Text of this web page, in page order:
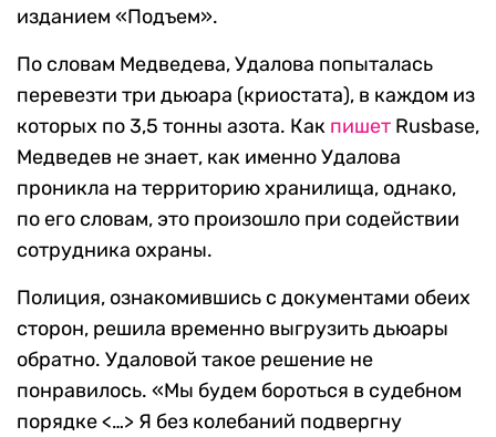
изданием «Подъем».
По словам Медведева, Удалова попыталась
перевезти три дьюара (криостата), в каждом из
которых по 3,5 тонны азота. Как пишет Rusbase,
Медведев не знает, как именно Удалова
проникла на территорию хранилища, однако,
по его словам, это произошло при содействии
сотрудника охраны.
Полиция, ознакомившись с документами обеих
сторон, решила временно выгрузить дьюары
обратно. Удаловой такое решение не
понравилось. «Мы будем бороться в судебном
порядке <…> Я без колебаний подвергну